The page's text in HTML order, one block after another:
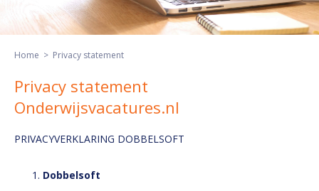
Home > Privacy statement
Privacy statement
Onderwijsvacatures.nl
PRIVACYVERKLARING DOBBELSOFT
Dobbelsoft